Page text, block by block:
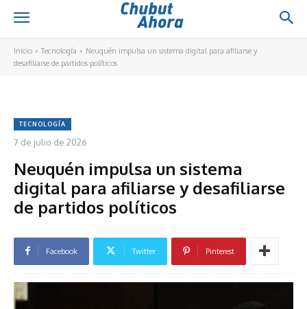
Inicio Tecnología
Neuquén impulsa un sistema digital para afiliarse y
desafiliarse de partidos políticos
TECNOLOGÍA
7 de julio de 2026
Neuquén impulsa un sistema
digital para afiliarse y desafiliarse
de partidos políticos
Facebook Twitter Pinterest